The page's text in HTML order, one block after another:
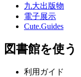
九大出版物
電子展示
Cute.Guides
図書館を使う
利用ガイド